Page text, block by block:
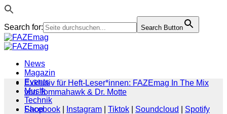
Search for: Search Button
Zum
Inhalt
News
Magazin
Events
Musik
Technik
Shop
Exklusiv für Heft-Leser*innen: FAZEmag In The Mix
von Tommahawk & Dr. Motte
Facebook
Instagram Tiktok Soundcloud
Spotify